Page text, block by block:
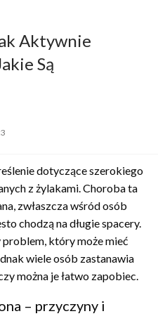
Aktywnie
Są
dotyczące szerokiego
z żylakami. Choroba ta
zwłaszcza wśród osób
chodzą na długie spacery.
który może mieć
wiele osób zastanawia
można je łatwo zapobiec.
– przyczyny i